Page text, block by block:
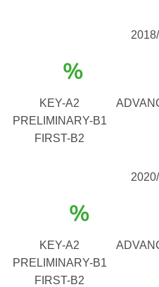
%
KEY-A2
PRELIMINARY-B1
FIRST-B2
%
KEY-A2
PRELIMINARY-B1
FIRST-B2